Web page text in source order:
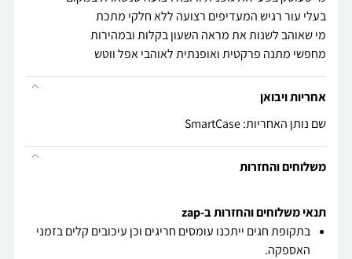
מחפשי מתנה פרקטית ואופנתית לאוהבי אפל ווטש
אחריות ויבואן
שם נותן האחריות: SmartCase
משלוחים והחזרות
תנאי משלוחים והחזרות ב-zap
בתקופת חגים ייתכנו עומסים חריגים וכן עיכובים קלים בזמני
האספקה.